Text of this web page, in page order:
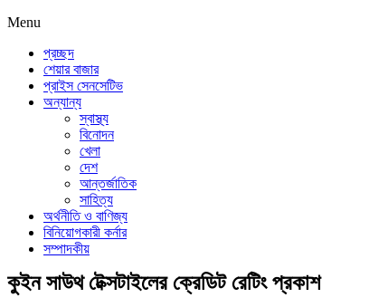
Menu
প্রচ্ছদ
শেয়ার বাজার
প্রাইস সেনসেটিভ
অন্যান্য
স্বাস্থ্য
বিনোদন
খেলা
দেশ
আন্তর্জাতিক
সাহিত্য
অর্থনীতি ও বাণিজ্য
বিনিয়োগকারী কর্নার
সম্পাদকীয়
কুইন সাউথ টেক্সটাইলের ক্রেডিট রেটিং প্রকাশ